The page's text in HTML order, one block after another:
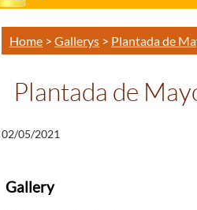
Home > Gallerys > Plantada de
Plantada de
02/05/2021
Gallery